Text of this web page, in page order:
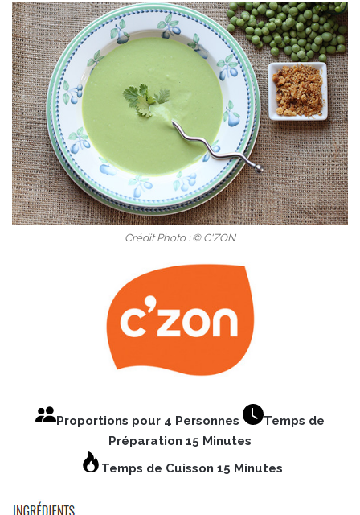
Crédit Photo : © C'ZON
Proportions pour 4 Personnes
Temps de
Préparation 15 Minutes
Temps de Cuisson 15 Minutes